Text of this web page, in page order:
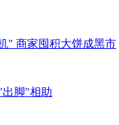
" 商家囤积大饼成黑市
出脚"相助